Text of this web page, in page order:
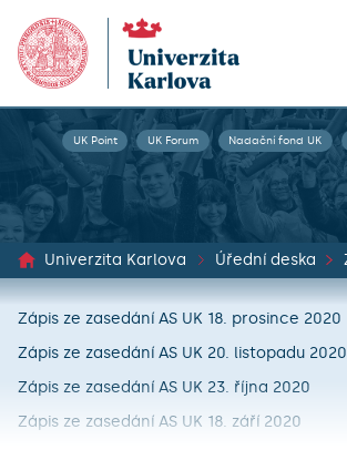
UK Point UK Forum Nadační fond UK
Univerzita Karlova Úřední deska
Zápis ze zasedání AS UK 18. prosince 2020
Zápis ze zasedání AS UK 20. listopadu 2020
Zápis ze zasedání AS UK 23. října 2020
Zápis ze zasedání AS UK 18. září 2020